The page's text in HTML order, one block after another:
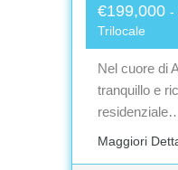
€199,000
Trilocale
Nel cuore di
tranquillo e
Maggiori